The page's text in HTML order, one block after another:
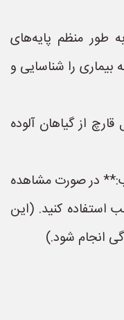
طور منظم پایه‌های
بیماری را شناسایی و
از گیاهان آلوده
در صورت مشاهده
استفاده کنید. (این
انجام شود.)